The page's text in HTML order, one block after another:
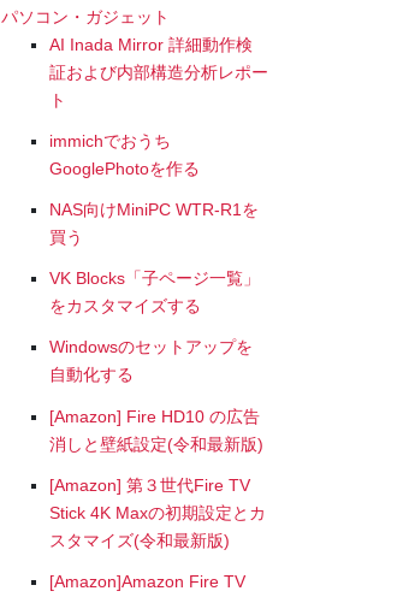
パソコン・ガジェット
AI Inada Mirror 詳細動作検
証および内部構造分析レポー
ト
immichでおうち
GooglePhotoを作る
NAS向けMiniPC WTR-R1を
買う
VK Blocks「子ページ一覧」
をカスタマイズする
Windowsのセットアップを
自動化する
[Amazon] Fire HD10 の広告
消しと壁紙設定(令和最新版)
[Amazon] 第３世代Fire TV
Stick 4K Maxの初期設定とカ
スタマイズ(令和最新版)
[Amazon]Amazon Fire TV